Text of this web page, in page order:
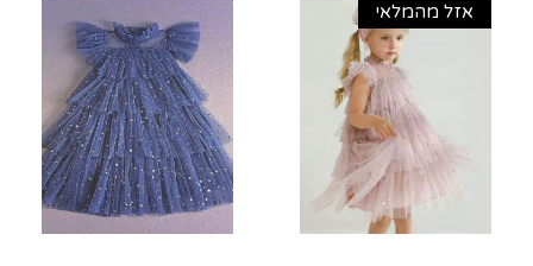
אזל מהמלאי